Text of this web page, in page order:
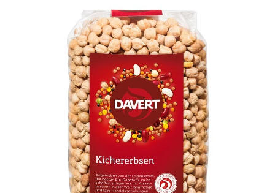
Bildergalerie überspringen